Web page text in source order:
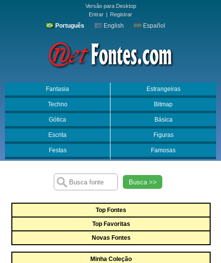
Versão para Desktop
Entrar | Registrar
Português English Español
Fantasia Estrangeiras
Techno Bitmap
Gótica Básica
Escrita Figuras
Festas Famosas
Busca >>
Top Fontes
Top Favoritas
Novas Fontes
Minha Coleção